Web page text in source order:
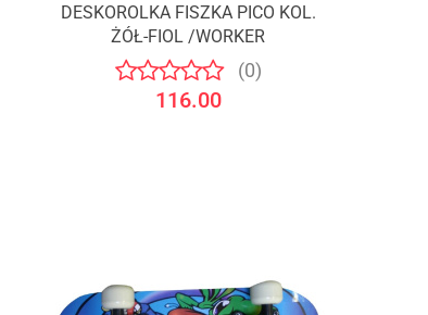
DESKOROLKA FISZKA PICO KOL.
ŻÓŁ-FIOL /WORKER
(0)
116.00